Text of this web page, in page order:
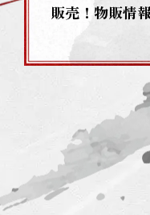
販売！物販情